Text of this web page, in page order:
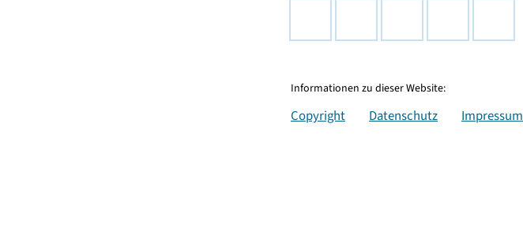
Informationen zu dieser Website:
Copyright Datenschutz Impressum